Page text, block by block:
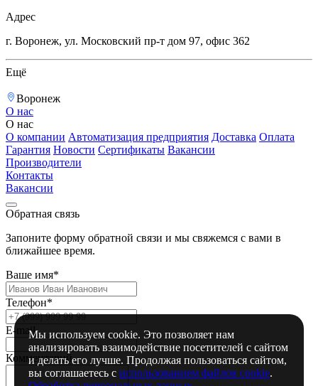
Адрес
г. Воронеж, ул. Московский пр-т дом 97, офис 362
Ещё
Воронеж
О нас
О нас
О компании Автоматизация предприятия Доставка Оплата
Гарантия Новости Сертификаты Вакансии
Производители
Контакты
Вакансии
Обратная связь
Запоните форму обратной связи и мы свяжемся с вами в
ближайшее время.
Ваше имя*
Телефон*
E-mail
Комментарий
Мы используем cookie. Это позволяет нам
анализировать взаимодействие посетителей с сайтом
и делать его лучше. Продолжая пользоваться сайтом,
вы соглашаетесь с использованием файлов cookie.